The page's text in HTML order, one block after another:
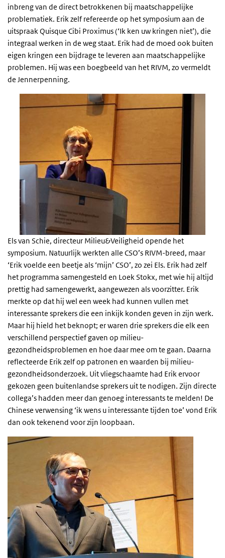
inbreng van de direct betrokkenen bij maatschappelijke
problematiek. Erik zelf refereerde op het symposium aan de
uitspraak Quisque Cibi Proximus (‘Ik ken uw kringen niet’), die
integraal werken in de weg staat. Erik had de moed ook buiten
eigen kringen een bijdrage te leveren aan maatschappelijke
problemen. Hij was een boegbeeld van het RIVM, zo vermeldt
de Jennerpenning.
Els van Schie, directeur Milieu&Veiligheid opende het
symposium. Natuurlijk werkten alle CSO’s RIVM-breed, maar
‘Erik voelde een beetje als ‘mijn’ CSO’, zo zei Els. Erik had zelf
het programma samengesteld en Loek Stokx, met wie hij altijd
prettig had samengewerkt, aangewezen als voorzitter. Erik
merkte op dat hij wel een week had kunnen vullen met
interessante sprekers die een inkijk konden geven in zijn werk.
Maar hij hield het beknopt; er waren drie sprekers die elk een
verschillend perspectief gaven op milieu-
gezondheidsproblemen en hoe daar mee om te gaan. Daarna
reflecteerde Erik zelf op patronen en waarden bij milieu-
gezondheidsonderzoek. Uit vliegschaamte had Erik ervoor
gekozen geen buitenlandse sprekers uit te nodigen. Zijn directe
collega’s hadden meer dan genoeg interessants te melden! De
Chinese verwensing ‘ik wens u interessante tijden toe’ vond Erik
dan ook tekenend voor zijn loopbaan.